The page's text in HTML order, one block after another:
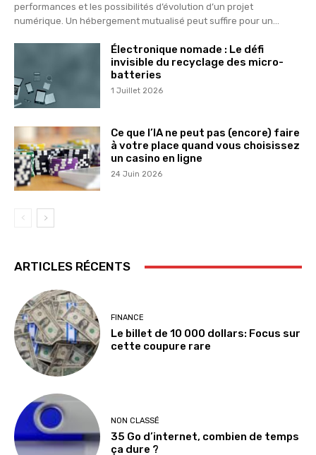
performances et les possibilités d’évolution d’un projet
numérique. Un hébergement mutualisé peut suffire pour un...
Électronique nomade : Le défi
invisible du recyclage des micro-
batteries
1 Juillet 2026
Ce que l’IA ne peut pas (encore) faire
à votre place quand vous choisissez
un casino en ligne
24 Juin 2026
ARTICLES RÉCENTS
FINANCE
Le billet de 10 000 dollars: Focus sur
cette coupure rare
NON CLASSÉ
35 Go d’internet, combien de temps
ça dure ?